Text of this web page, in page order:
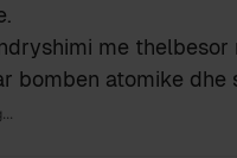
me
bomben atomike dhe